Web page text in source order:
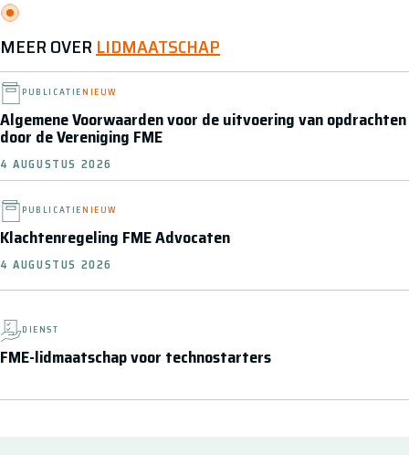
MEER OVERLIDMAATSCHAP
PUBLICATIENIEUW
Algemene Voorwaarden voor de uitvoering van opdrachten
door de Vereniging FME
4 AUGUSTUS 2026
PUBLICATIENIEUW
Klachtenregeling FME Advocaten
4 AUGUSTUS 2026
DIENST
FME-lidmaatschap voor technostarters